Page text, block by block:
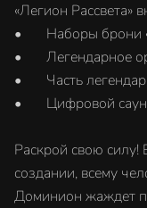
«Легион Рассвета»
• Наборы брони
• Легендарное
• Часть
• Цифровой
Раскрой свою
создании, всему
Доминион жаждет